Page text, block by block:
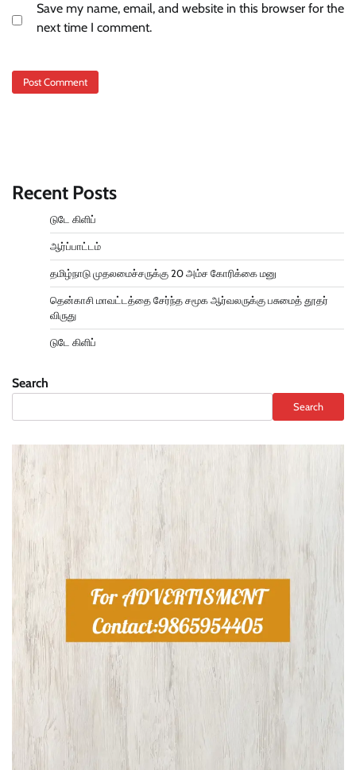
Save my name, email, and website in this browser for the
next time I comment.
Recent Posts
டுடே கிளிப்
ஆர்ப்பாட்டம்
தமிழ்நாடு முதலமைச்சருக்கு 20 அம்ச கோரிக்கை மனு
தென்காசி மாவட்டத்தை சேர்ந்த சமூக ஆர்வலருக்கு பசுமைத் தூதர்
விருது
டுடே கிளிப்
Search
Search